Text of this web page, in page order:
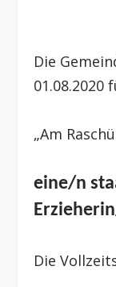
Die
01.08.2020
„Am
eine/n
Die